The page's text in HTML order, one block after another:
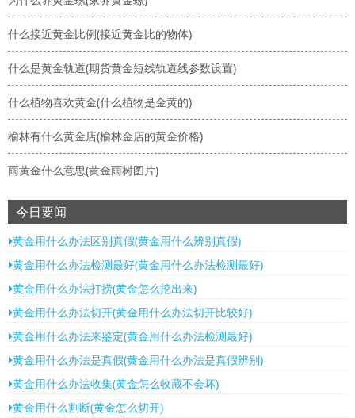
什么接近黄金比例(接近黄金比的物体)
什么是黄金轨道(期货黄金短线轨道线参数设置)
什么植物喜欢黄金(什么植物是金黄的)
榆林有什么黄金店(榆林金店的黄金价格)
雨黄金什么意思(黄金雨树图片)
今日要闻
黄金用什么办法区别真假(黄金用什么辨别真假)
黄金用什么办法检测最好(黄金用什么办法检测最好)
黄金用什么办法打捞(黄金怎么挖出来)
黄金用什么办法切开(黄金用什么办法切开比较好)
黄金用什么办法来鉴定(黄金用什么办法检测最好)
黄金用什么办法是真假(黄金用什么办法是真假辨别)
黄金用什么办法收集(黄金怎么收藏不会坏)
黄金用什么割断(黄金怎么切开)